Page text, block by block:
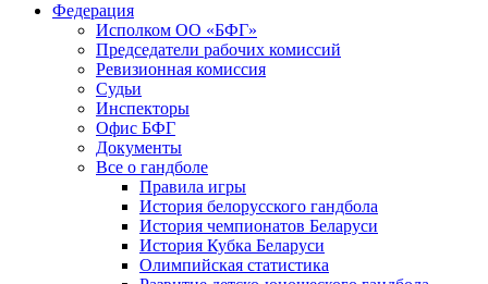
Федерация
Исполком ОО «БФГ»
Председатели рабочих комиссий
Ревизионная комиссия
Судьи
Инспекторы
Офис БФГ
Документы
Все о гандболе
Правила игры
История белорусского гандбола
История чемпионатов Беларуси
История Кубка Беларуси
Олимпийская статистика